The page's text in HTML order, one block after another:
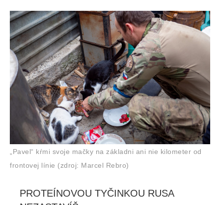
„Pavel“ kŕmi svoje mačky na základni ani nie kilometer od
frontovej línie (zdroj: Marcel Rebro)
PROTEÍNOVOU TYČINKOU RUSA